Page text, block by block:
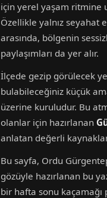
için yerel yaşam ritmine
Özellikle yalnız seyahat
arasında, bölgenin
paylaşımları da yer alır.
İlçede gezip görülecek
bulabileceğiniz küçük
üzerine kuruludur. Bu
olanlar için hazırlanan
anlatan değerli
Bu sayfa, Ordu
gözüyle hazırlanan bu
bir hafta sonu kaçamağı